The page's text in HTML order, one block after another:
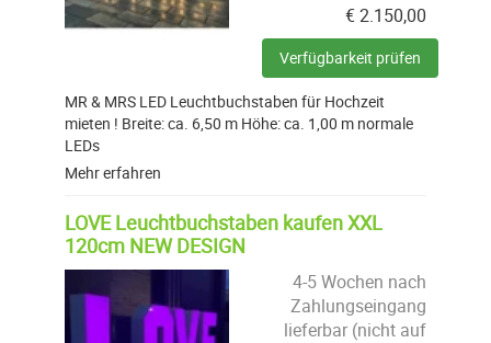
€2.150,00
Verfügbarkeit prüfen
MR & MRS LED Leuchtbuchstaben für Hochzeit
mieten ! Breite: ca. 6,50 m Höhe: ca. 1,00 m normale
LEDs
Mehr erfahren
LOVE Leuchtbuchstaben kaufen XXL
120cm NEW DESIGN
4-5 Wochen nach
Zahlungseingang
lieferbar (nicht auf